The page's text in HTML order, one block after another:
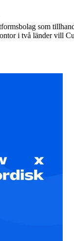
som
i två länder vill